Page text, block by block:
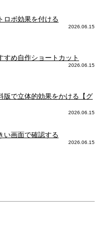
ロボ効果を付ける
2026.06.15
すめ自作ショートカット
2026.06.15
版で立体的効果をかける【グ
2026.06.15
い画面で確認する
2026.06.15